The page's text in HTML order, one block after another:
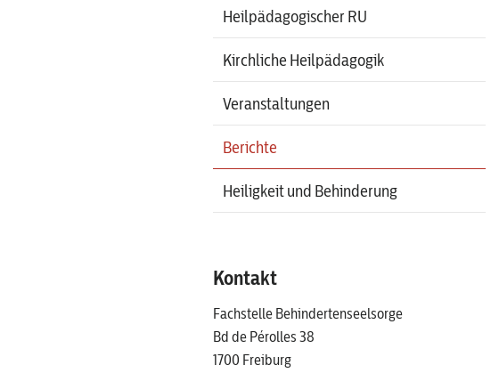
Heilpädagogischer RU
Kirchliche Heilpädagogik
Veranstaltungen
Berichte
Heiligkeit und Behinderung
Kontakt
Fachstelle Behindertenseelsorge
Bd de Pérolles 38
1700 Freiburg